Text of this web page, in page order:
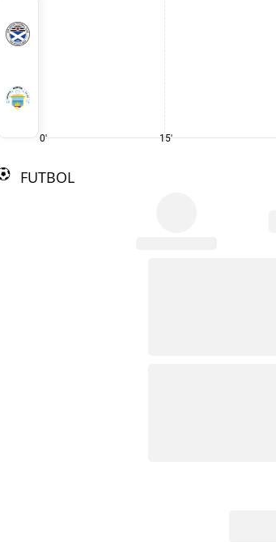
0' 15'
FUTBOL